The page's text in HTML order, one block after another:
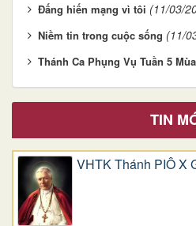
Đấng hiến mạng vì tôi (11/03/
Niềm tin trong cuộc sống (11/
Thánh Ca Phụng Vụ Tuần 5
TIN
VHTK Thánh PIÔ X